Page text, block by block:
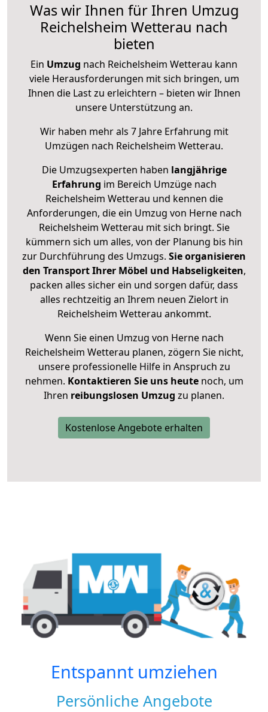
Was wir Ihnen für Ihren Umzug
Reichelsheim Wetterau nach
bieten
Ein Umzug nach Reichelsheim Wetterau kann
viele Herausforderungen mit sich bringen, um
Ihnen die Last zu erleichtern – bieten wir Ihnen
unsere Unterstützung an.
Wir haben mehr als 7 Jahre Erfahrung mit
Umzügen nach Reichelsheim Wetterau.
Die Umzugsexperten haben langjährige
Erfahrung im Bereich Umzüge nach
Reichelsheim Wetterau und kennen die
Anforderungen, die ein Umzug von Herne nach
Reichelsheim Wetterau mit sich bringt. Sie
kümmern sich um alles, von der Planung bis hin
zur Durchführung des Umzugs. Sie organisieren
den Transport Ihrer Möbel und Habseligkeiten,
packen alles sicher ein und sorgen dafür, dass
alles rechtzeitig an Ihrem neuen Zielort in
Reichelsheim Wetterau ankommt.
Wenn Sie einen Umzug von Herne nach
Reichelsheim Wetterau planen, zögern Sie nicht,
unsere professionelle Hilfe in Anspruch zu
nehmen. Kontaktieren Sie uns heutenoch, um
Ihren reibungslosen Umzug zu planen.
Kostenlose Angebote erhalten
Entspannt umziehen
Persönliche Angebote